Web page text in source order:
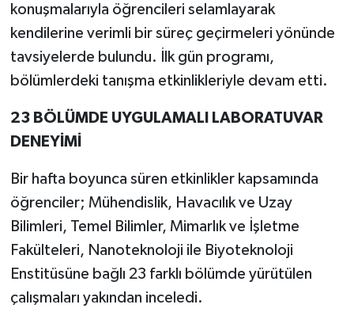
konuşmalarıyla öğrencileri selamlayarak
kendilerine verimli bir süreç geçirmeleri yönünde
tavsiyelerde bulundu. İlk gün programı,
bölümlerdeki tanışma etkinlikleriyle devam etti.
23 BÖLÜMDE UYGULAMALI LABORATUVAR
DENEYİMİ
Bir hafta boyunca süren etkinlikler kapsamında
öğrenciler; Mühendislik, Havacılık ve Uzay
Bilimleri, Temel Bilimler, Mimarlık ve İşletme
Fakülteleri, Nanoteknoloji ile Biyoteknoloji
Enstitüsüne bağlı 23 farklı bölümde yürütülen
çalışmaları yakından inceledi.